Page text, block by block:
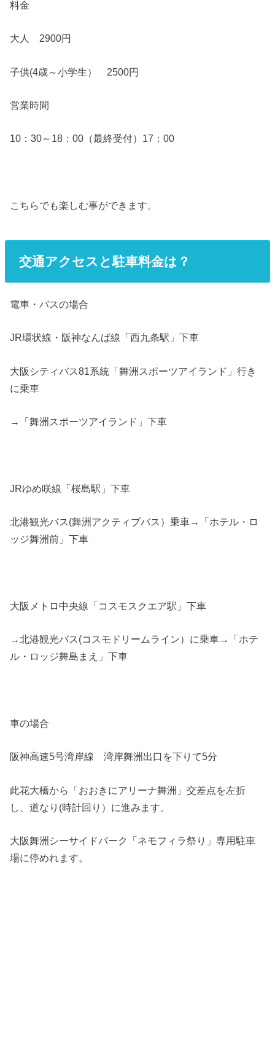
料金
大人 2900円
子供(4歳～小学生） 2500円
営業時間
10：30～18：00（最終受付）17：00
こちらでも楽しむ事ができます。
交通アクセスと駐車料金は？
電車・バスの場合
JR環状線・阪神なんば線「西九条駅」下車
大阪シティバス81系統「舞洲スポーツアイランド」行き
に乗車
→「舞洲スポーツアイランド」下車
JRゆめ咲線「桜島駅」下車
北港観光バス(舞洲アクティブバス）乗車→「ホテル・ロ
ッジ舞洲前」下車
大阪メトロ中央線「コスモスクエア駅」下車
→北港観光バス(コスモドリームライン）に乗車→「ホテ
ル・ロッジ舞島まえ」下車
車の場合
阪神高速5号湾岸線 湾岸舞洲出口を下りて5分
此花大橋から「おおきにアリーナ舞洲」交差点を左折
し、道なり(時計回り）に進みます。
大阪舞洲シーサイドパーク「ネモフィラ祭り」専用駐車
場に停めれます。